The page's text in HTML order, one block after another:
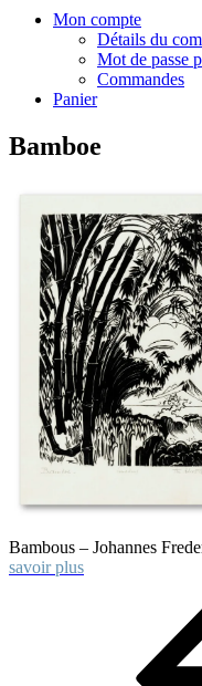
Mon compte
Détails du
Mot de passe
Commandes
Panier
Bamboe
Bambous – Johannes
savoir plus